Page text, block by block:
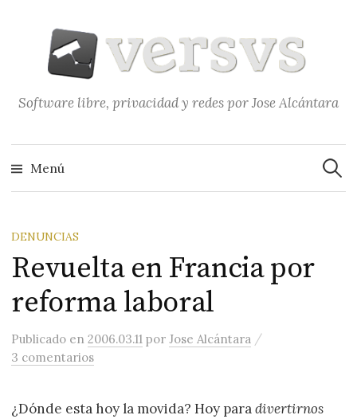
contenido
Software libre, privacidad y redes por Jose Alcántara
Menú
DENUNCIAS
Revuelta en Francia por
reforma laboral
Publicado en2006.03.11 porJose Alcántara /
3 comentarios
¿Dónde esta hoy la movida? Hoy paradivertirnos